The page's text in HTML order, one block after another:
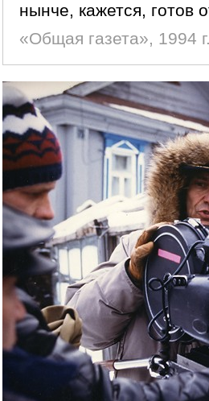
нынче, кажется, готов
«Общая газета», 1994